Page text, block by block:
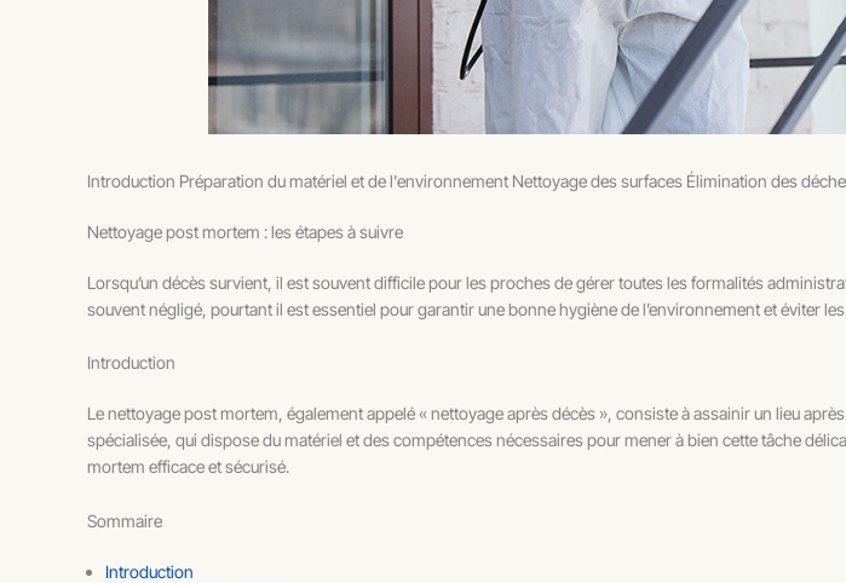
Introduction Préparation du matériel et de l'environnement Nettoyage des surfaces Élimination des
Nettoyage post mortem : les étapes à suivre
Lorsqu’un décès survient, il est souvent difficile pour les proches de gérer toutes les formalités
souvent négligé, pourtant il est essentiel pour garantir une bonne hygiène de l’environnement et éviter
Introduction
Le nettoyage post mortem, également appelé « nettoyage après décès », consiste à assainir un lieu
spécialisée, qui dispose du matériel et des compétences nécessaires pour mener à bien cette tâche
mortem efficace et sécurisé.
Sommaire
Introduction